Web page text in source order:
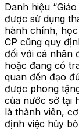
Danh hiệu
được sử dụng
hành chính,
CP cũng quy
đối với cá nhân
hoặc đang có
quan đến đạo
được phong
của nước sở tại
là thành viên,
định việc hủy bỏ